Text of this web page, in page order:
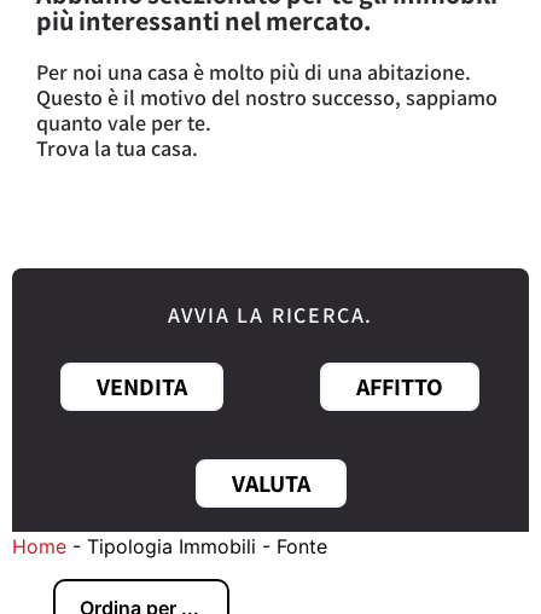
più interessanti nel mercato.
Per noi una casa è molto più di una abitazione.
Questo è il motivo del nostro successo, sappiamo
quanto vale per te.
Trova la tua casa.
AVVIA LA RICERCA.
VENDITA AFFITTO
VALUTA
Home - Tipologia Immobili - Fonte